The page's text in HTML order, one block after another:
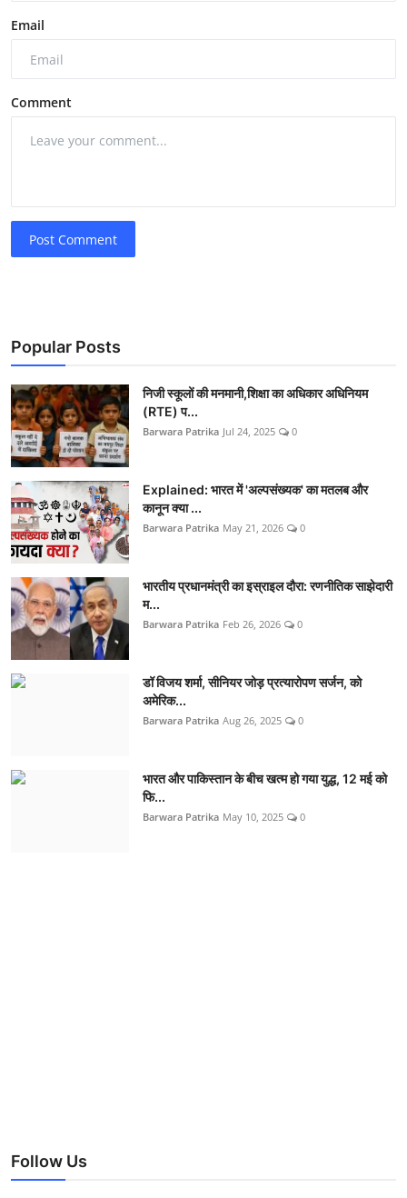
Email
Comment
Post Comment
Popular Posts
निजी स्कूलों की मनमानी,शिक्षा का अधिकार अधिनियम
(RTE) प...
Barwara Patrika Jul 24, 2025 0
Explained: भारत में 'अल्पसंख्यक' का मतलब और
कानून क्या ...
Barwara Patrika May 21, 2026 0
भारतीय प्रधानमंत्री का इस्राइल दौरा: रणनीतिक साझेदारी
म...
Barwara Patrika Feb 26, 2026 0
डॉ विजय शर्मा, सीनियर जोड़ प्रत्यारोपण सर्जन, को
अमेरिक...
Barwara Patrika Aug 26, 2025 0
भारत और पाकिस्तान के बीच खत्म हो गया युद्ध, 12 मई को
फि...
Barwara Patrika May 10, 2025 0
Follow Us